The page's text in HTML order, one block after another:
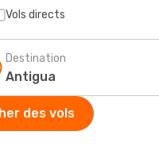
Vols directs
Destination
des vols